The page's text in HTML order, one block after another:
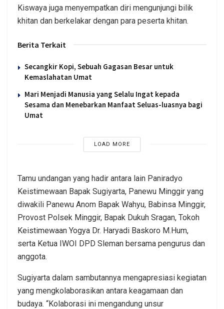
Kiswaya juga menyempatkan diri mengunjungi bilik
khitan dan berkelakar dengan para peserta khitan.
Berita Terkait
Secangkir Kopi, Sebuah Gagasan Besar untuk
Kemaslahatan Umat
Mari Menjadi Manusia yang Selalu Ingat kepada
Sesama dan Menebarkan Manfaat Seluas-luasnya bagi
Umat
LOAD MORE
Tamu undangan yang hadir antara lain Paniradyo
Keistimewaan Bapak Sugiyarta, Panewu Minggir yang
diwakili Panewu Anom Bapak Wahyu, Babinsa Minggir,
Provost Polsek Minggir, Bapak Dukuh Sragan, Tokoh
Keistimewaan Yogya Dr. Haryadi Baskoro M.Hum,
serta Ketua IWOI DPD Sleman bersama pengurus dan
anggota.
Sugiyarta dalam sambutannya mengapresiasi kegiatan
yang mengkolaborasikan antara keagamaan dan
budaya. “Kolaborasi ini mengandung unsur